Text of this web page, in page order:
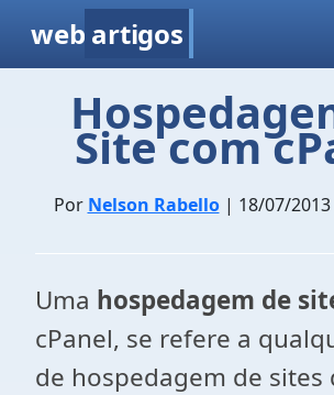
web artigos
Site com
Por Nelson Rabello| 18/07/2013
Uma hospedagem de
cPanel, se refere a
de hospedagem de sites